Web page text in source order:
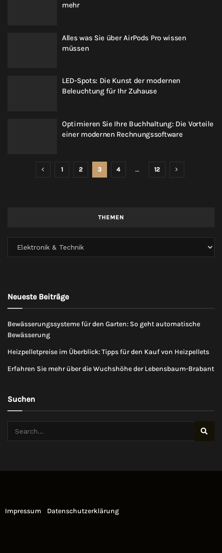
mehr
Alles was Sie über AirPods Pro wissen
müssen
LED-Spots: Die Kunst der modernen
Beleuchtung für Ihr Zuhause
Optimieren Sie Ihre Buchhaltung: Die Vorteile
einer modernen Rechnungssoftware
1 2 3 4 … 12
THEMEN
Neueste Beiträge
Bewässerungssysteme für den Garten: So geht automatische
Bewässerung
Heizpelletpreise im Überblick: Tipps für den Kauf von Heizpellets
Erfahren Sie mehr über die Wuchshöhe der Lebensbaum-Brabant
Suchen
Impressum Datenschutzerklärung